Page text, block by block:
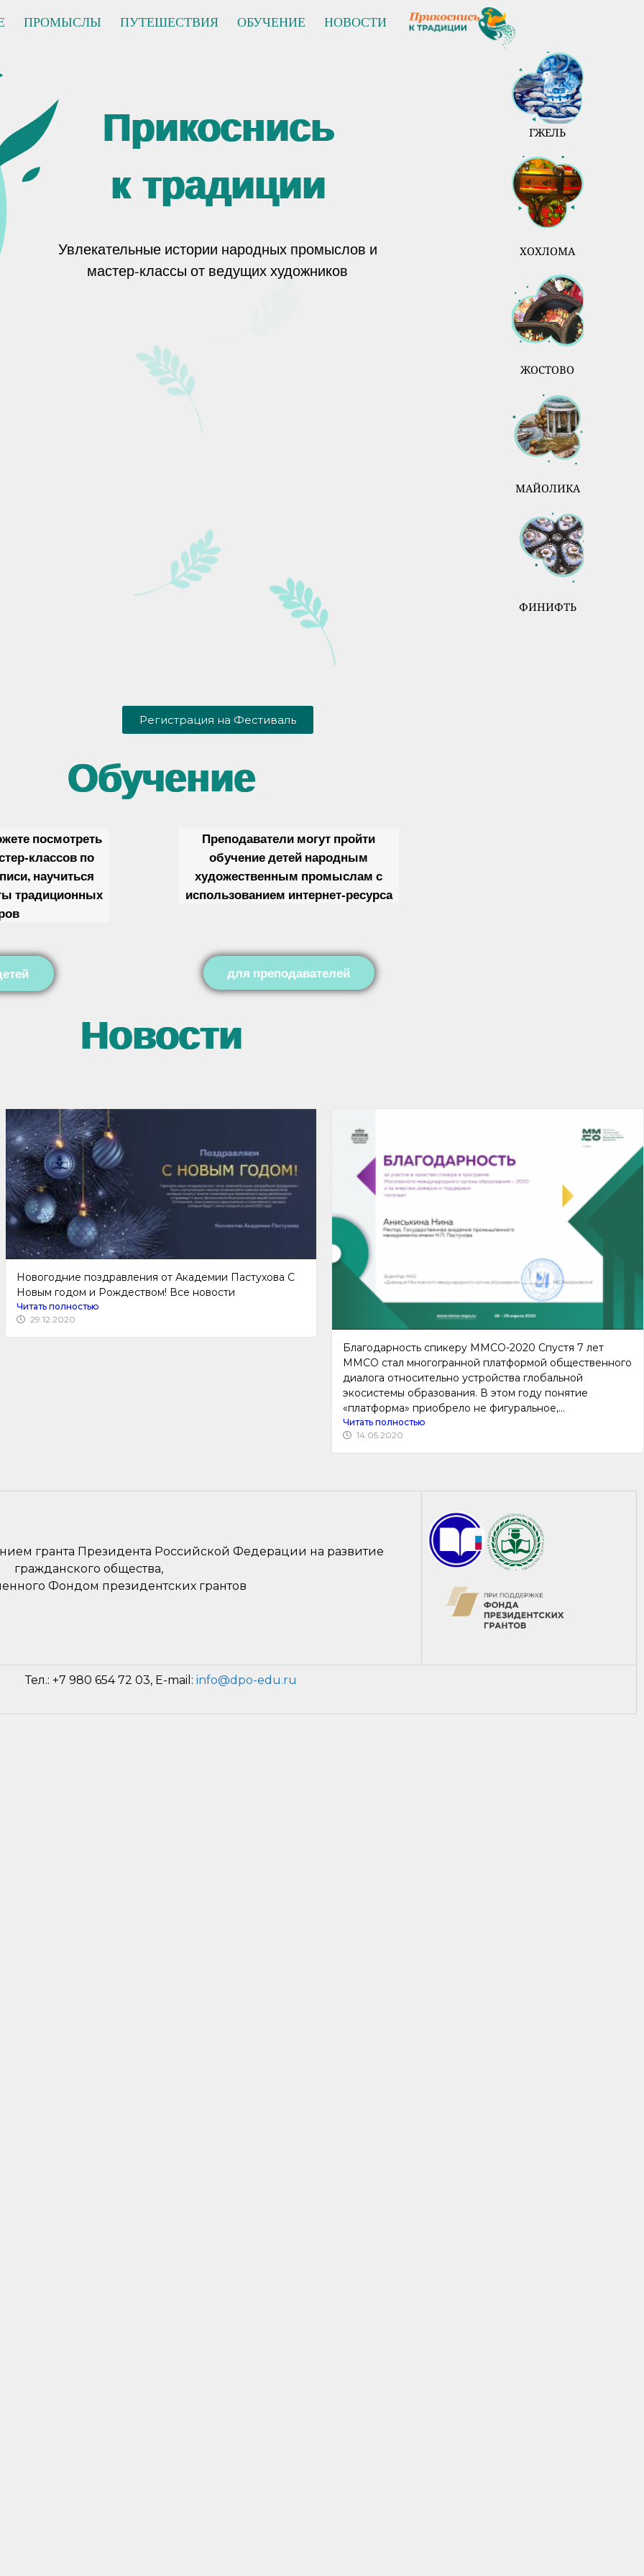
ПРОМЫСЛЫ ПУТЕШЕСТВИЯ ОБУЧЕНИЕ НОВОСТИ
Прикоснись
к традиции
Увлекательные истории народных промыслов и
мастер-классы от ведущих художников
Регистрация на Фестиваль
ГЖЕЛЬ
ХОХЛОМА
ЖОСТОВО
МАЙОЛИКА
ФИНИФТЬ
Обучение
посмотреть
классов по
научиться
традиционных
Преподаватели могут пройти
обучение детей народным
художественным промыслам с
использованием интернет-ресурса
для преподавателей
Новости
Новогодние поздравления от Академии Пастухова С
Новым годом и Рождеством! Все новости
Читать полностью
29.12.2020
Благодарность спикеру ММСО-2020 Спустя 7 лет
ММСО стал многогранной платформой общественного
диалога относительно устройства глобальной
экосистемы образования. В этом году понятие
«платформа» приобрело не фигуральное,...
Читать полностью
14.05.2020
гранта Президента Российской Федерации на развитие
гражданского общества,
Фондом президентских грантов
Тел.: +7 980 654 72 03, E-mail: info@dpo-edu.ru